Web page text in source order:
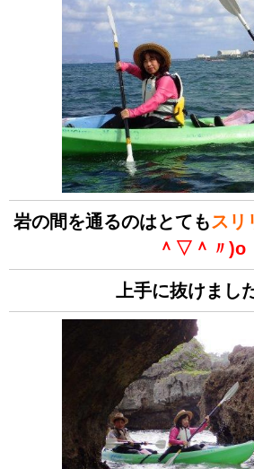
岩の間を通るのはとてもスリ
＾▽＾〃)o
上手に抜けまし